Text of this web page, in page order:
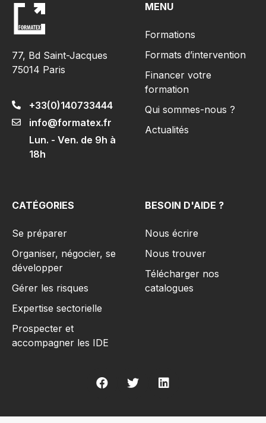
77, Bd Saint-Jacques
75014 Paris
+33(0)140733444
info@formatex.fr
Lun. - Ven. de 9h à
18h
MENU
Formations
Formats d’intervention
Financer votre
formation
Qui sommes-nous ?
Actualités
CATÉGORIES
Se préparer
Organiser, négocier, se
développer
Gérer les risques​
Expertise sectorielle
Prospecter et
accompagner les IDE
BESOIN D'AIDE ?
Nous écrire
Nous trouver
Télécharger nos
catalogues